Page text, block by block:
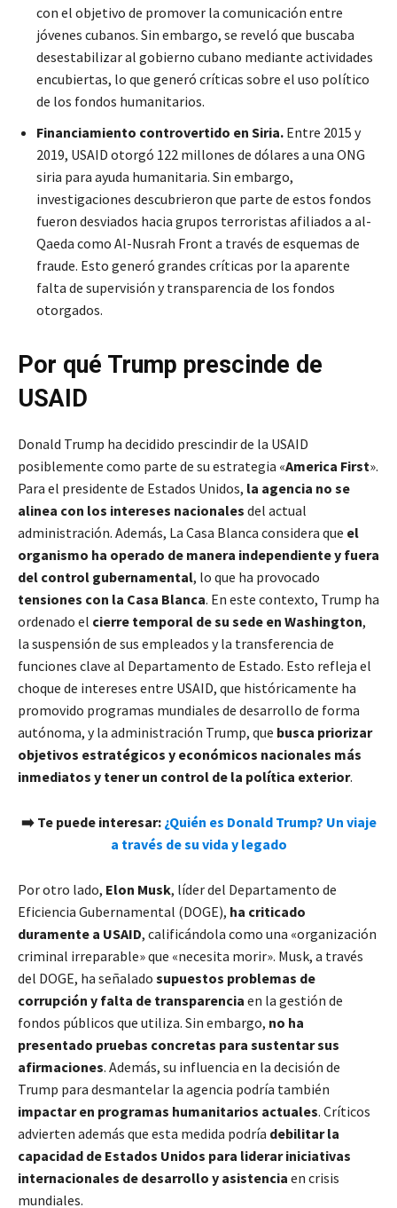
con el objetivo de promover la comunicación entre
jóvenes cubanos. Sin embargo, se reveló que buscaba
desestabilizar al gobierno cubano mediante actividades
encubiertas, lo que generó críticas sobre el uso político
de los fondos humanitarios.
Financiamiento controvertido en Siria. Entre 2015 y
2019, USAID otorgó 122 millones de dólares a una ONG
siria para ayuda humanitaria. Sin embargo,
investigaciones descubrieron que parte de estos fondos
fueron desviados hacia grupos terroristas afiliados a al-
Qaeda como Al-Nusrah Front a través de esquemas de
fraude. Esto generó grandes críticas por la aparente
falta de supervisión y transparencia de los fondos
otorgados.
Por qué Trump prescinde de
USAID
Donald Trump ha decidido prescindir de la USAID
posiblemente como parte de su estrategia «America First».
Para el presidente de Estados Unidos, la agencia no se
alinea con los intereses nacionales del actual
administración. Además, La Casa Blanca considera que el
organismo ha operado de manera independiente y fuera
del control gubernamental, lo que ha provocado
tensiones con la Casa Blanca. En este contexto, Trump ha
ordenado el cierre temporal de su sede en Washington,
la suspensión de sus empleados y la transferencia de
funciones clave al Departamento de Estado. Esto refleja el
choque de intereses entre USAID, que históricamente ha
promovido programas mundiales de desarrollo de forma
autónoma, y la administración Trump, que busca priorizar
objetivos estratégicos y económicos nacionales más
inmediatos y tener un control de la política exterior.
➡️ Te puede interesar: ¿Quién es Donald Trump? Un viaje
a través de su vida y legado
Por otro lado, Elon Musk, líder del Departamento de
Eficiencia Gubernamental (DOGE), ha criticado
duramente a USAID, calificándola como una «organización
criminal irreparable» que «necesita morir». Musk, a través
del DOGE, ha señalado supuestos problemas de
corrupción y falta de transparencia en la gestión de
fondos públicos que utiliza. Sin embargo, no ha
presentado pruebas concretas para sustentar sus
afirmaciones. Además, su influencia en la decisión de
Trump para desmantelar la agencia podría también
impactar en programas humanitarios actuales. Críticos
advierten además que esta medida podría debilitar la
capacidad de Estados Unidos para liderar iniciativas
internacionales de desarrollo y asistencia en crisis
mundiales.